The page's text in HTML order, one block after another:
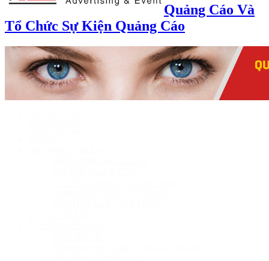
Quảng Cáo Và
Tổ Chức Sự Kiện Quảng Cáo